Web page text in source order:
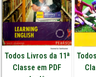
Todos Livros da 11ª
Classe em PDF